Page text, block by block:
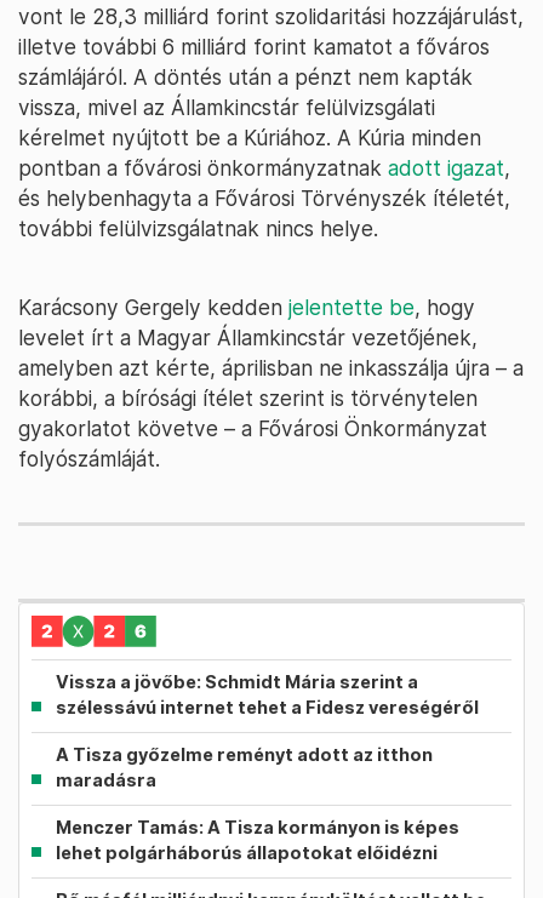
vont le 28,3 milliárd forint szolidaritási hozzájárulást,
illetve további 6 milliárd forint kamatot a főváros
számlájáról. A döntés után a pénzt nem kapták
vissza, mivel az Államkincstár felülvizsgálati
kérelmet nyújtott be a Kúriához. A Kúria minden
pontban a fővárosi önkormányzatnak adott igazat,
és helybenhagyta a Fővárosi Törvényszék ítéletét,
további felülvizsgálatnak nincs helye.
Karácsony Gergely kedden jelentette be, hogy
levelet írt a Magyar Államkincstár vezetőjének,
amelyben azt kérte, áprilisban ne inkasszálja újra – a
korábbi, a bírósági ítélet szerint is törvénytelen
gyakorlatot követve – a Fővárosi Önkormányzat
folyószámláját.
Vissza a jövőbe: Schmidt Mária szerint a
szélessávú internet tehet a Fidesz vereségéről
A Tisza győzelme reményt adott az itthon
maradásra
Menczer Tamás: A Tisza kormányon is képes
lehet polgárháborús állapotokat előidézni